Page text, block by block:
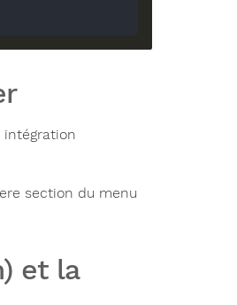
section du menu
et la